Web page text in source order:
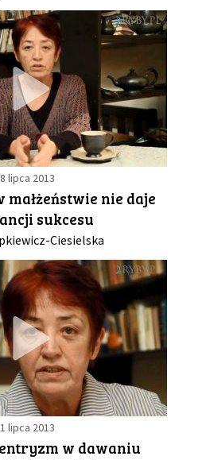
KONTAKT
8 lipca 2013
nie daje
sukcesu
Ciesielska
1 lipca 2013
w dawaniu